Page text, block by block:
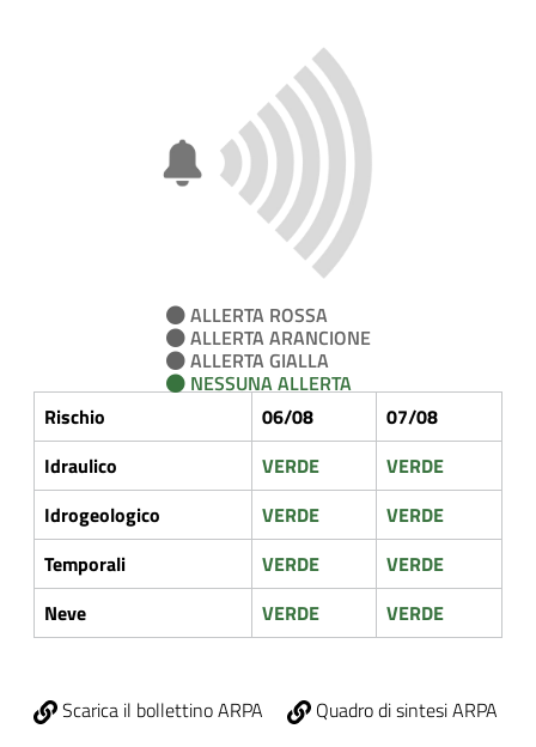
ALLERTA ROSSA
ALLERTA ARANCIONE
ALLERTA GIALLA
NESSUNA ALLERTA
Rischio
06/08
07/08
Idraulico
VERDE
VERDE
Idrogeologico
VERDE
VERDE
Temporali
VERDE
VERDE
Neve
VERDE VERDE
Scarica il bollettino ARPA Quadro di sintesi ARPA